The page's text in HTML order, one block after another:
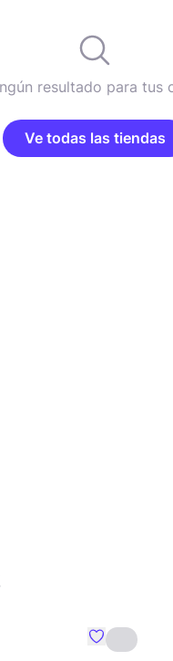
resultado para tus
Ve todas las tiendas
Favoritos